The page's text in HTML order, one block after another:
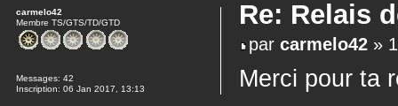
Re: Relais
parcarmelo42 »
Merci pour ta
carmelo42
Membre TS/GTS/TD/GTD
Messages: 42
Inscription: 06 Jan 2017, 13:13